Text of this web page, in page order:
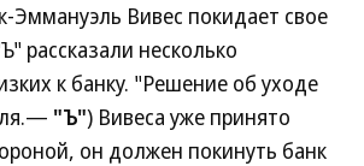
Вивес покидает свое
рассказали несколько
к банку. "Решение об уходе
"Ъ") Вивеса уже принято
он должен покинуть банк